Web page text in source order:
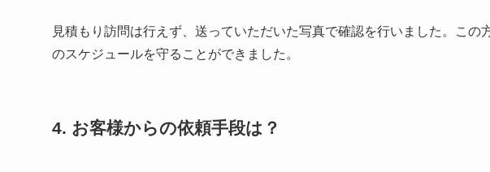
見積もり訪問は行えず、送っていただいた写真で確認を行いました。こ
のスケジュールを守ることができました。
4. お客様からの依頼手段は？